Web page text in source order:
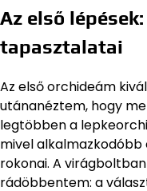
Az első
tapasztalatai
Az első orchideám
utánanéztem, hogy
legtöbben a
mivel alkalmazkodóbb
rokonai. A
rádöbbentem: a